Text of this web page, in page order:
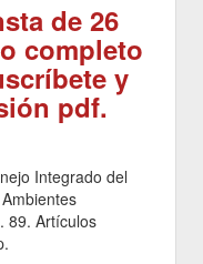
de 26
completo
y
pdf.
Integrado del
89. Artículos